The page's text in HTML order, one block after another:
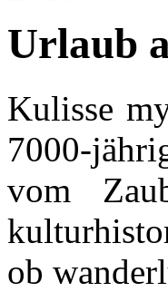
Urlaub
Kulisse
7000-
vom
ob